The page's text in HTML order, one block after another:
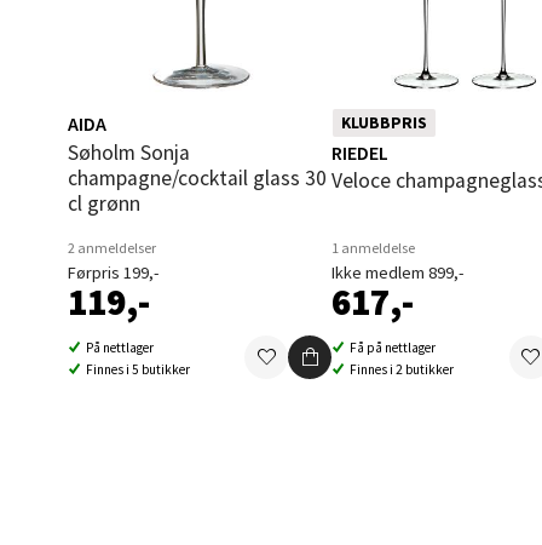
AIDA
Søholm Sonja
champagne/cocktail glass 30
cl grønn
2 anmeldelser
Førpris 199,-
119,-
På nettlager
Finnes i 5 butikker
KLUBBPRIS
RIEDEL
Veloce
1 anmeldelse
Ikke medlem 899,-
617,-
Få på nettlager
Finnes i 2 butikker
Åpent
0 i